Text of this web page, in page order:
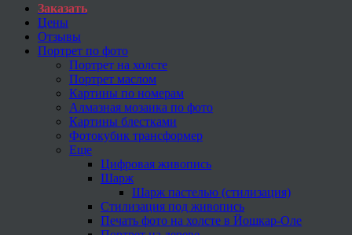
Заказать
Цены
Отзывы
Портрет по фото
Портрет на холсте
Портрет маслом
Картины по номерам
Алмазная мозаика по фото
Картины блестками
Фотокубик трансформер
Еще
Цифровая живопись
Шарж
Шарж пастелью (стилизация)
Стилизация под живопись
Печать фото на холсте в Йошкар-Оле